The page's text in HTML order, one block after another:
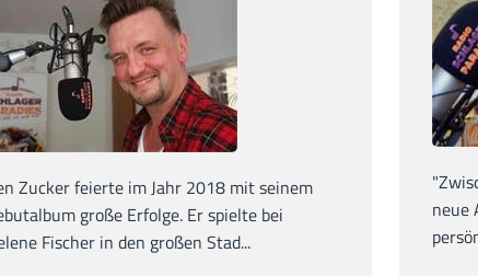
Zucker feierte im Jahr 2018 mit seinem
große Erfolge. Er spielte bei
Fischer in den großen Stad...
neue